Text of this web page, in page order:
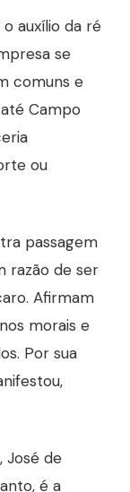
auxílio da ré
se
comuns e
Campo
ou
passagem
razão de ser
Afirmam
morais e
Por sua
José de
é a